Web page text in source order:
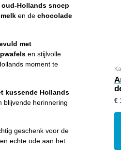
Hollands snoep
en de chocolade
met
en stijlvolle
moment te
kussende Hollands
blijvende herinnering
geschenk voor de
echte ode aan het
€